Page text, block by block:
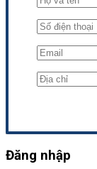
Đăng nhập